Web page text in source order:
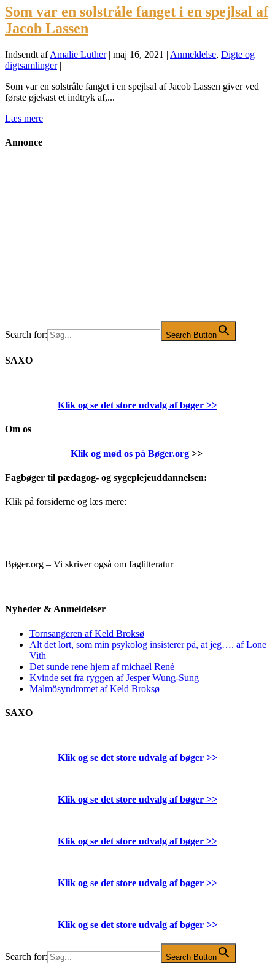
Som var en solstråle fanget i en spejlsal af
Jacob Lassen
Indsendt afAmalie Luther| maj 16, 2021 | Anmeldelse, Digte og
digtsamlinger|
Som var en solstråle fanget i en spejlsal af Jacob Lassen giver ved
første øjekast et indtryk af,...
Læs mere
Annonce
Search for: Search Button
SAXO
Klik og se det store udvalg af bøger >>
Om os
Klik og mød os på Bøger.org>>
Fagbøger til pædagog- og sygeplejeuddannelsen:
Klik på forsiderne og læs mere:
Bøger.org – Vi skriver også om faglitteratur
Nyheder & Anmeldelser
Tornsangeren af Keld Broksø
Alt det lort, som min psykolog insisterer på, at jeg…. af Lone
Vith
Det sunde rene hjem af michael René
Kvinde set fra ryggen af Jesper Wung-Sung
Malmösyndromet af Keld Broksø
SAXO
Klik og se det store udvalg af bøger >>
Klik og se det store udvalg af bøger >>
Klik og se det store udvalg af bøger >>
Klik og se det store udvalg af bøger >>
Klik og se det store udvalg af bøger >>
Search for: Search Button